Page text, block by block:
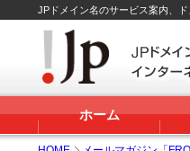
JPドメイン名のサービス案内、
ホーム